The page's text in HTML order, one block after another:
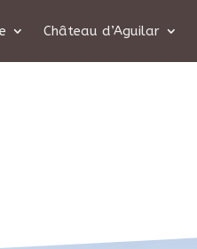
Château d’Aguilar